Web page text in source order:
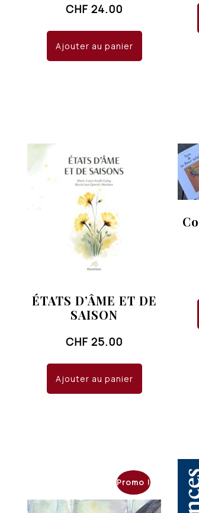
CHF 24.00
Ajouter au panier
ÉTATS D’ÂME ET DE
SAISON
CHF 25.00
Ajouter au panier
Promo !